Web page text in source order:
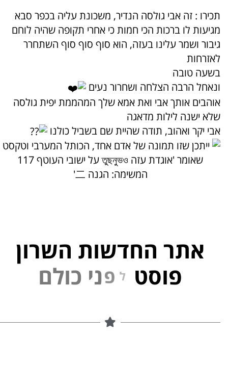
תכירו : זה אבי גולסה הנדיר, משכונת עליה בכפר סבא
מגיעות לו ברכות הכי חמות כי אחרי תקופה שהיה לוחם
גיבור ושמר עלינו בעזה, הוא סוף סוף סוף השתחרר
לאזרחות
בשעה טובה
ונאחל הרבה הצלחה ושחרור נעים
אוהבים אותך אבי ואת אמא שלך המהממת יפית גולסה
שלא ישנה לילות מדאגה
אבי יקר ואהוב, תודה שהיית שם בשביל כולנו
אתר החדשות השרון
פוסט